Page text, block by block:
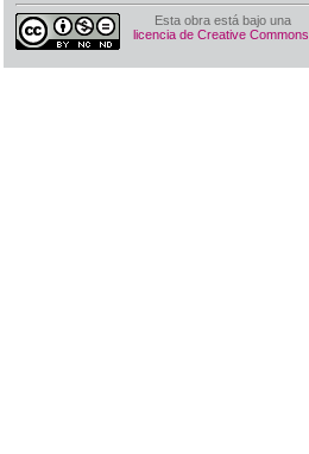
Esta obra está bajo una
licencia de Creative Commons